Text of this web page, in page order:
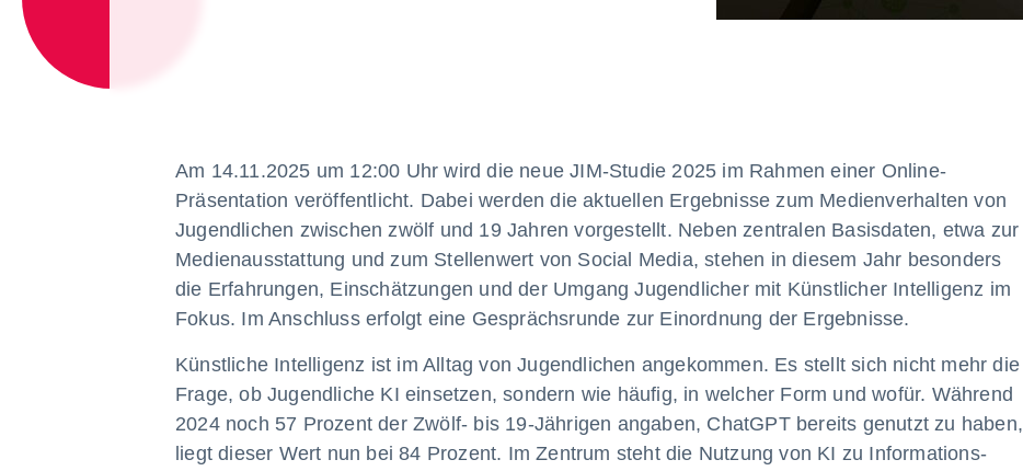
Am 14.11.2025 um 12:00 Uhr wird die neue JIM-Studie 2025 im Rahmen einer Online-
Präsentation veröffentlicht. Dabei werden die aktuellen Ergebnisse zum Medienverhalten von
Jugendlichen zwischen zwölf und 19 Jahren vorgestellt. Neben zentralen Basisdaten, etwa zur
Medienausstattung und zum Stellenwert von Social Media, stehen in diesem Jahr besonders
die Erfahrungen, Einschätzungen und der Umgang Jugendlicher mit Künstlicher Intelligenz im
Fokus. Im Anschluss erfolgt eine Gesprächsrunde zur Einordnung der Ergebnisse.
Künstliche Intelligenz ist im Alltag von Jugendlichen angekommen. Es stellt sich nicht mehr die
Frage, ob Jugendliche KI einsetzen, sondern wie häufig, in welcher Form und wofür. Während
2024 noch 57 Prozent der Zwölf- bis 19-Jährigen angaben, ChatGPT bereits genutzt zu haben,
liegt dieser Wert nun bei 84 Prozent. Im Zentrum steht die Nutzung von KI zu Informations-